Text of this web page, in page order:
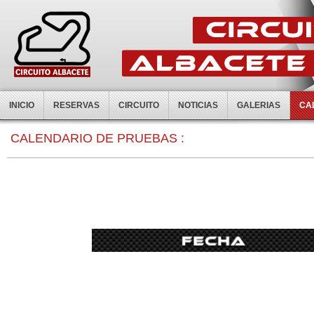
INICIO RESERVAS CIRCUITO NOTICIAS GALERIAS
CALENDARIO DE PRUEBAS :